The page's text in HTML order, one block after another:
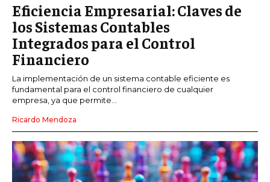
Eficiencia Empresarial: Claves de
los Sistemas Contables
Integrados para el Control
Financiero
La implementación de un sistema contable eficiente es
fundamental para el control financiero de cualquier
empresa, ya que permite...
Ricardo Mendoza